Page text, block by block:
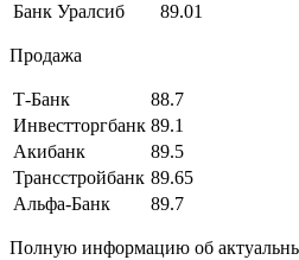
Банк Уралсиб
89.01
Продажа
Т-Банк
88.7
Инвестторгбанк 89.1
Акибанк
89.5
Трансстройбанк 89.65
Альфа-Банк
89.7
Полную информацию об